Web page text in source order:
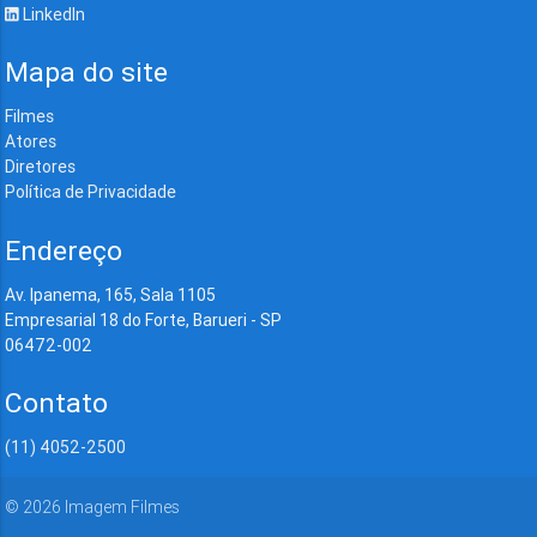
LinkedIn
Mapa do site
Filmes
Atores
Diretores
Política de Privacidade
Endereço
Av. Ipanema, 165, Sala 1105
Empresarial 18 do Forte, Barueri - SP
06472-002
Contato
(11) 4052-2500
© 2026 Imagem Filmes